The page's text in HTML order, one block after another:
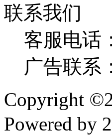
联系我们
客服电话：
广告联系：
Copyright ©
Powered by